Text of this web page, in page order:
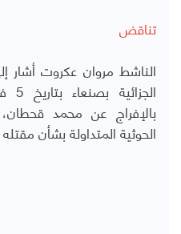
تناقض
الناشط مروان عكروت أشار
بالإفراج عن محمد
الحوثية المتداولة بشأن مقتله